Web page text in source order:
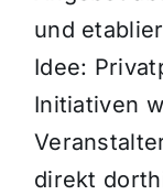
und
Idee:
Initiativen
direkt